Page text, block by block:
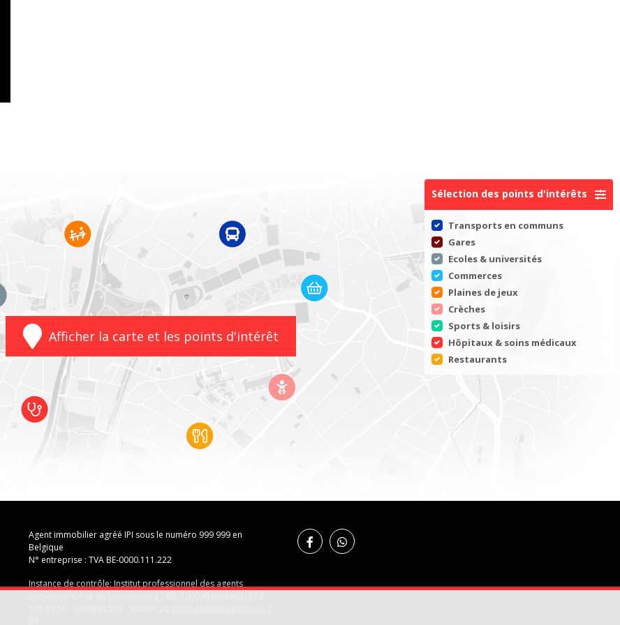
Sélection des points d'intérêts
Transports en communs
Gares
Ecoles & universités
Commerces
Plaines de jeux
Crèches
Sports & loisirs
Hôpitaux & soins médicaux
Restaurants
Afficher la carte et les points d'intérêt
Agent immobilier agréé IPI sous le numéro 999 999 en
Belgique
N° entreprise : TVA BE-0000.111.222
Instance de contrôle: Institut professionnel des agents